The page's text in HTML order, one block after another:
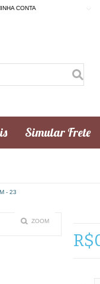
CONTA
Simular Frete
- 23
ZOOM